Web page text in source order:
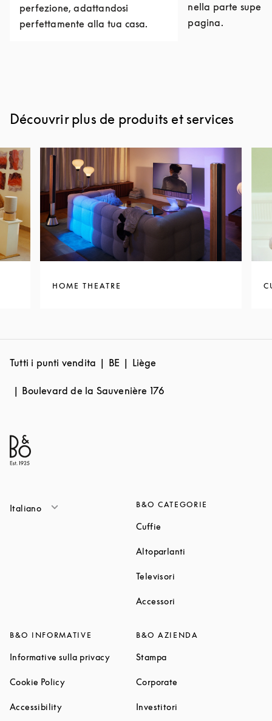
perfezione, adattandosi
perfettamente alla tua casa.
nella parte
pagina.
Découvrir plus de produits et services
HOME THEATRE
Tutti i punti vendita BE Liège
Boulevard de la Sauvenière 176
Italiano B&O CATEGORIE
Cuffie
Altoparlanti
Televisori
Accessori
B&O INFORMATIVE
Informative sulla privacyLink Opens in New Tab
Cookie PolicyLink Opens in New Tab
AccessibilityLink Opens in New Tab
B&O AZIENDA
StampaLink Opens in New Tab
Corporate
Investitori